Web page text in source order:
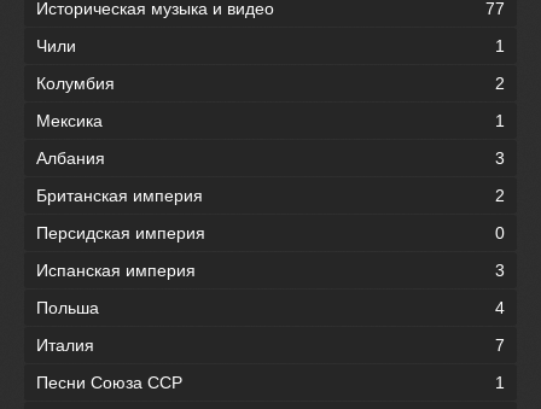
Историческая музыка и видео
77
Чили
1
Колумбия
2
Мексика
1
Албания
3
Британская империя
2
Персидская империя
0
Испанская империя
3
Польша
4
Италия
7
Песни Союза ССР
1